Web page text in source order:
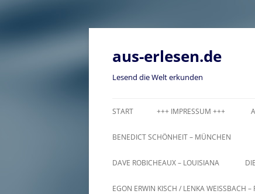
Zum
aus-erlesen.de
Lesend die Welt erkunden
START +++ IMPRESSUM +++
BENEDICT SCHÖNHEIT – MÜNCHEN
DAVE ROBICHEAUX – LOUISIANA
EGON ERWIN KISCH / LENKA WEISSBACH –